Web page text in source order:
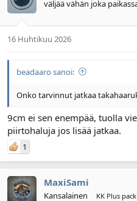
väljää vähän joka
16 Huhtikuu 2026
beadaaro sanoi:
Onko tarvinnut jatkaa
9cm ei sen enempää, tuolla
piirtohaluja jos lisää jatkaa.
1
MaxiSami
Kansalainen KK Plus pack